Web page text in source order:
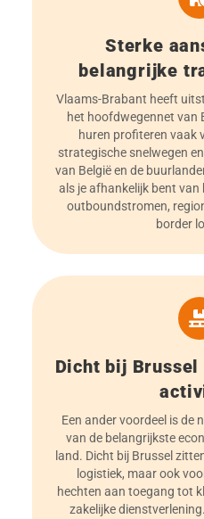
Sterke
belangrijke
Vlaams-Brabant heeft
het hoofdwegennet van
huren profiteren vaak
strategische snelwegen
van België en de
als je afhankelijk bent
outboundstromen,
border
Dicht bij Brussel
Een ander voordeel is de
van de belangrijkste
land. Dicht bij Brussel
logistiek, maar ook
hechten aan toegang tot
zakelijke